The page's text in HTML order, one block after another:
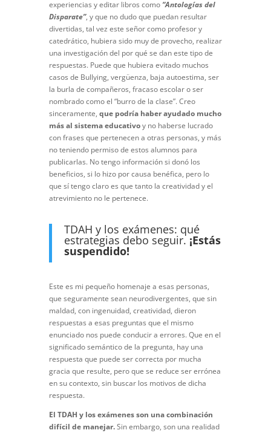
experiencias y editar libros como “Antologías del
Disparate”, y que no dudo que puedan resultar
divertidas, tal vez este señor como profesor y
catedrático, hubiera sido muy de provecho, realizar
una investigación del por qué se dan este tipo de
respuestas. Puede que hubiera evitado muchos
casos de Bullying, vergüenza, baja autoestima, ser
la burla de compañeros, fracaso escolar o ser
nombrado como el “burro de la clase”. Creo
sinceramente, que podría haber ayudado mucho
más al sistema educativoy no haberse lucrado
con frases que pertenecen a otras personas, y más
no teniendo permiso de estos alumnos para
publicarlas. No tengo información si donó los
beneficios, si lo hizo por causa benéfica, pero lo
que sí tengo claro es que tanto la creatividad y el
atrevimiento no le pertenece.
TDAH y los exámenes: qué
estrategias debo seguir. ¡Estás
suspendido!
Este es mi pequeño homenaje a esas personas,
que seguramente sean neurodivergentes, que sin
maldad, con ingenuidad, creatividad, dieron
respuestas a esas preguntas que el mismo
enunciado nos puede conducir a errores. Que en el
significado semántico de la pregunta, hay una
respuesta que puede ser correcta por mucha
gracia que resulte, pero que se reduce ser errónea
en su contexto, sin buscar los motivos de dicha
respuesta.
El TDAH y los exámenes son una combinación
difícil de manejar.Sin embargo, son una realidad